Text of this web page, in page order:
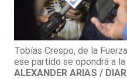
Tobías Crespo, de la
ese partido se opondrá a la
ALEXANDER ARIAS /